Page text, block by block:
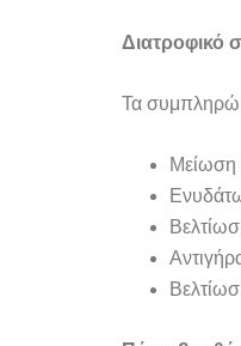
Διατροφικό
Τα
Μείωση